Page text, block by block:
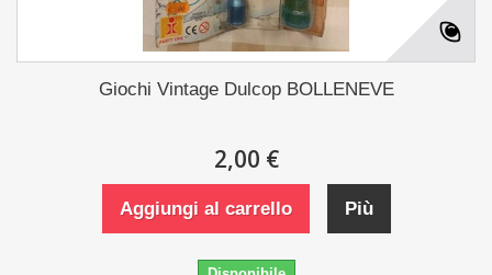
Giochi Vintage Dulcop BOLLENEVE
2,00 €
Aggiungi al carrello Più